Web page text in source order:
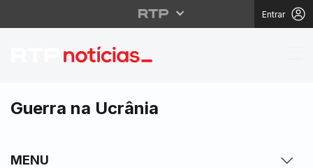
Entrar
Ucranianos reúnem-
Guerra na Ucrânia
MENU